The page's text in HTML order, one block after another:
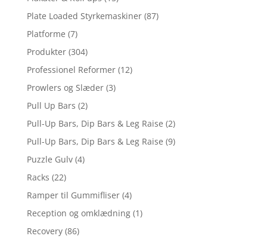
Plate Loaded Styrkemaskiner (87)
Platforme (7)
Produkter (304)
Professionel Reformer (12)
Prowlers og Slæder (3)
Pull Up Bars (2)
Pull-Up Bars, Dip Bars & Leg Raise (2)
Pull-Up Bars, Dip Bars & Leg Raise (9)
Puzzle Gulv (4)
Racks (22)
Ramper til Gummifliser (4)
Reception og omklædning (1)
Recovery (86)